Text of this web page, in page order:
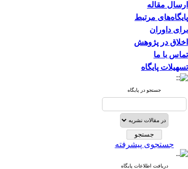
ارسال مقاله
پایگاه‌های مرتبط
برای داوران
اخلاق در پژوهش
تماس با ما
تسهیلات پایگاه
جستجو در پایگاه
جستجوی پیشرفته
دریافت اطلاعات پایگاه